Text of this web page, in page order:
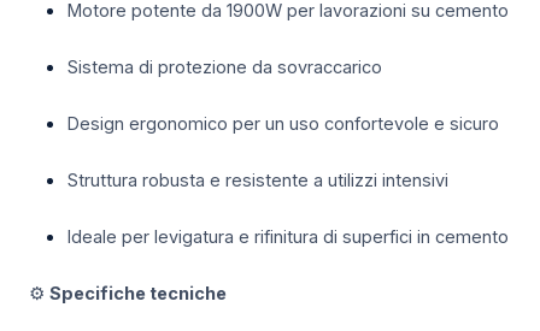
Motore potente da 1900W per lavorazioni su cemento
Sistema di protezione da sovraccarico
Design ergonomico per un uso confortevole e sicuro
Struttura robusta e resistente a utilizzi intensivi
Ideale per levigatura e rifinitura di superfici in cemento
⚙️ Specifiche tecniche